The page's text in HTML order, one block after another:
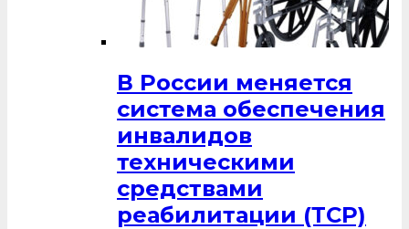
В России меняется
система обеспечения
инвалидов
техническими
средствами
реабилитации (ТСР)